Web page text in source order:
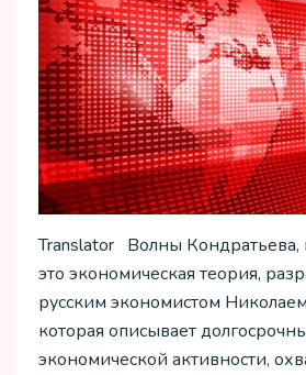
Translator Волны
это экономическая теория,
русским экономистом
которая описывает
экономической активности,